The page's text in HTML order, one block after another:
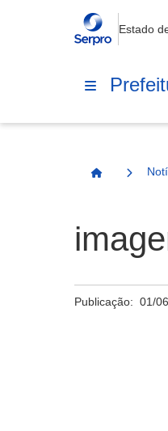
Estado
Página
Publicação: 01/